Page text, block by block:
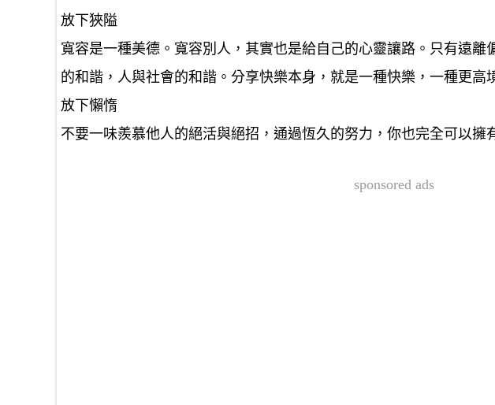
放下狹隘
寬容是一種美德。寬容別人，其實也是給自己的心靈讓路。只有遠離
的和諧，人與社會的和諧。分享快樂本身，就是一種快樂，一種更高
放下懶惰
不要一味羨慕他人的絕活與絕招，通過恆久的努力，你也完全可以擁
sponsored ads